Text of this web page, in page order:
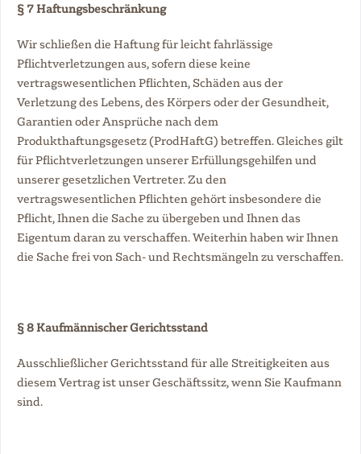
§ 7 Haftungsbeschränkung
Wir schließen die Haftung für leicht fahrlässige
Pflichtverletzungen aus, sofern diese keine
vertragswesentlichen Pflichten, Schäden aus der
Verletzung des Lebens, des Körpers oder der Gesundheit,
Garantien oder Ansprüche nach dem
Produkthaftungsgesetz (ProdHaftG) betreffen. Gleiches gilt
für Pflichtverletzungen unserer Erfüllungsgehilfen und
unserer gesetzlichen Vertreter. Zu den
vertragswesentlichen Pflichten gehört insbesondere die
Pflicht, Ihnen die Sache zu übergeben und Ihnen das
Eigentum daran zu verschaffen. Weiterhin haben wir Ihnen
die Sache frei von Sach- und Rechtsmängeln zu verschaffen.
§ 8 Kaufmännischer Gerichtsstand
Ausschließlicher Gerichtsstand für alle Streitigkeiten aus
diesem Vertrag ist unser Geschäftssitz, wenn Sie Kaufmann
sind.